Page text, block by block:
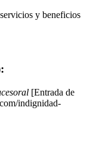
y beneficios
[Entrada de
indignidad-